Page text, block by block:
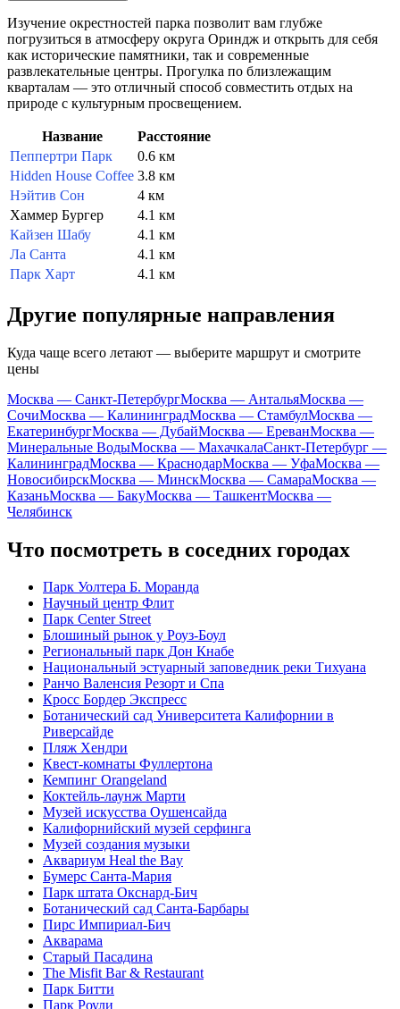
Изучение окрестностей парка позволит вам глубже
погрузиться в атмосферу округа Ориндж и открыть для себя
как исторические памятники, так и современные
развлекательные центры. Прогулка по близлежащим
кварталам — это отличный способ совместить отдых на
природе с культурным просвещением.
Название
Расстояние
Пеппертри Парк
0.6 км
Hidden House Coffee 3.8 км
Нэйтив Сон
4 км
Хаммер Бургер
4.1 км
Кайзен Шабу
4.1 км
Ла Санта
4.1 км
Парк Харт
4.1 км
Другие популярные направления
Куда чаще всего летают — выберите маршрут и смотрите
цены
Москва — Санкт-ПетербургМосква — АнтальяМосква —
СочиМосква — КалининградМосква — СтамбулМосква —
ЕкатеринбургМосква — ДубайМосква — ЕреванМосква —
Минеральные ВодыМосква — МахачкалаСанкт-Петербург —
КалининградМосква — КраснодарМосква — УфаМосква —
НовосибирскМосква — МинскМосква — СамараМосква —
КазаньМосква — БакуМосква — ТашкентМосква —
Челябинск
Что посмотреть в соседних городах
Парк Уолтера Б. Моранда
Научный центр Флит
Парк Center Street
Блошиный рынок у Роуз-Боул
Региональный парк Дон Кнабе
Национальный эстуарный заповедник реки Тихуана
Ранчо Валенсия Резорт и Спа
Кросс Бордер Экспресс
Ботанический сад Университета Калифорнии в
Риверсайде
Пляж Хендри
Квест-комнаты Фуллертона
Кемпинг Orangeland
Коктейль-лаунж Марти
Музей искусства Оушенсайда
Калифорнийский музей серфинга
Музей создания музыки
Аквариум Heal the Bay
Бумерс Санта-Мария
Парк штата Окснард-Бич
Ботанический сад Санта-Барбары
Пирс Импириал-Бич
Акварама
Старый Пасадина
The Misfit Bar & Restaurant
Парк Битти
Парк Роули